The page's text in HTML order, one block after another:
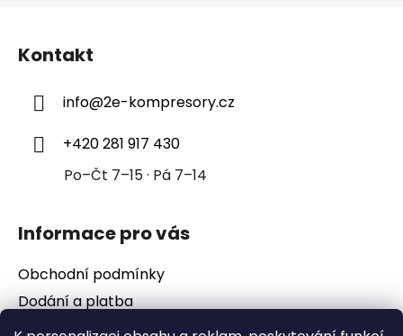
Kontakt
info@2e-kompresory.cz
+420 281 917 430
Po–Čt 7–15 · Pá 7–14
Informace pro vás
Obchodní podmínky
Dodání a platba
Podmínky ochrany osobních údajů